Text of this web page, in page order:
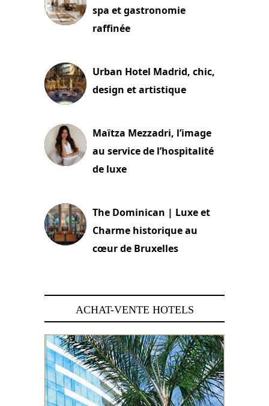
spa et gastronomie
raffinée
Urban Hotel Madrid, chic,
design et artistique
Maïtza Mezzadri, l’image
au service de l’hospitalité
de luxe
The Dominican | Luxe et
Charme historique au
cœur de Bruxelles
ACHAT-VENTE HOTELS